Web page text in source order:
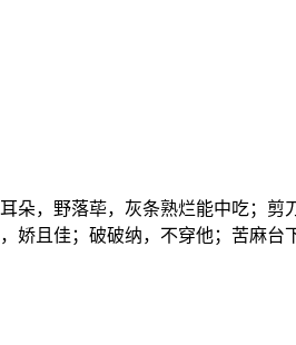
朵，野落荜，灰条熟烂能中吃；剪
娇且佳；破破纳，不穿他；苦麻台